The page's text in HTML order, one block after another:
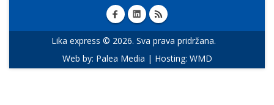
Lika express © 2026. Sva prava pridržana.
Web by: Palea Media | Hosting: WMD